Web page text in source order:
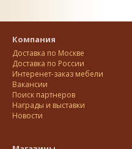
Компания
Доставка по Москве
Доставка по Росcии
Интеренет-заказ мебели
Вакансии
Поиск партнеров
Награды и выставки
Новости